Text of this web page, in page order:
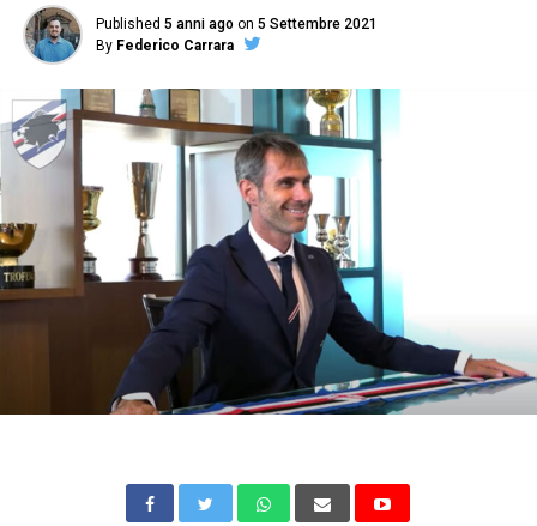
Published 5 anni ago on 5 Settembre 2021
By Federico Carrara